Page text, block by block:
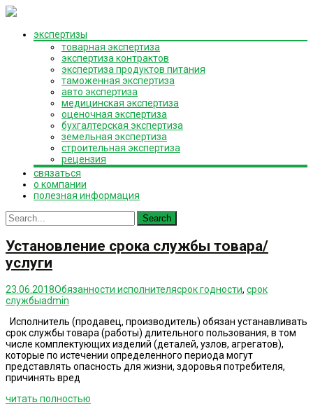
Skip
экспертизы
товарная экспертиза
экспертиза контрактов
экспертиза продуктов питания
таможенная экспертиза
авто экспертиза
медицинская экспертиза
оценочная экспертиза
бухгалтерская экспертиза
земельная экспертиза
строительная экспертиза
рецензия
связаться
о компании
полезная информация
Search
for:
Установление срока службы товара/
услуги
23.06.2018Обязанности исполнителясрок годности, срок
службыadmin
Исполнитель (продавец, производитель) обязан устанавливать
срок службы товара (работы) длительного пользования, в том
числе комплектующих изделий (деталей, узлов, агрегатов),
которые по истечении определенного периода могут
представлять опасность для жизни, здоровья потребителя,
причинять вред
читать полностью